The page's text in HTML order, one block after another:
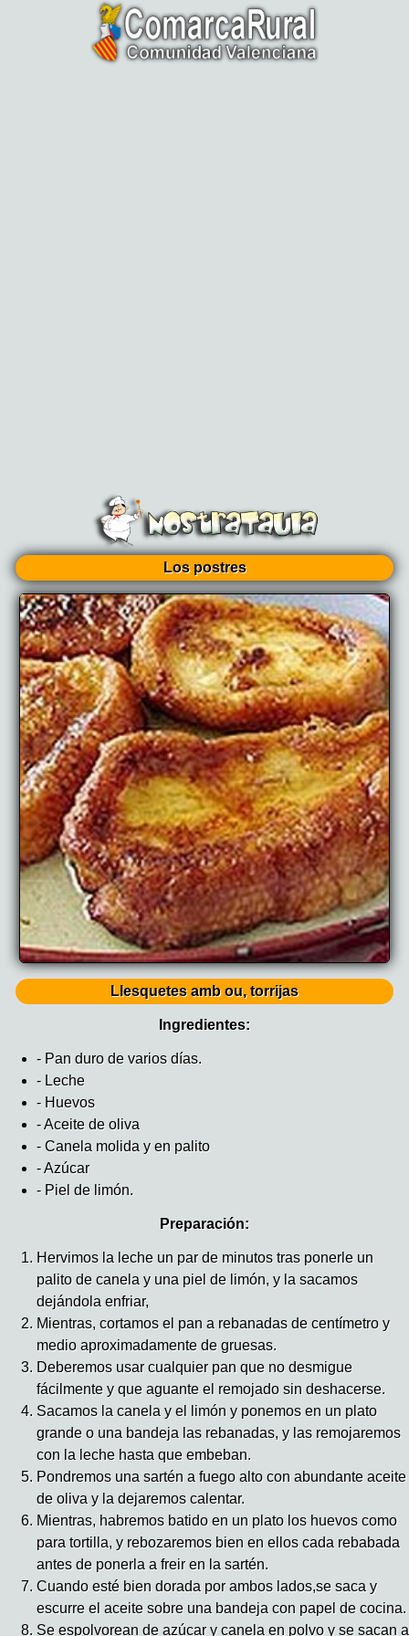
Los postres
Llesquetes amb ou, torrijas
Ingredientes:
- Pan duro de varios días.
- Leche
- Huevos
- Aceite de oliva
- Canela molida y en palito
- Azúcar
- Piel de limón.
Preparación:
Hervimos la leche un par de minutos tras ponerle un
palito de canela y una piel de limón, y la sacamos
dejándola enfriar,
Mientras, cortamos el pan a rebanadas de centímetro y
medio aproximadamente de gruesas.
Deberemos usar cualquier pan que no desmigue
fácilmente y que aguante el remojado sin deshacerse.
Sacamos la canela y el limón y ponemos en un plato
grande o una bandeja las rebanadas, y las remojaremos
con la leche hasta que embeban.
Pondremos una sartén a fuego alto con abundante aceite
de oliva y la dejaremos calentar.
Mientras, habremos batido en un plato los huevos como
para tortilla, y rebozaremos bien en ellos cada rebabada
antes de ponerla a freir en la sartén.
Cuando esté bien dorada por ambos lados,se saca y
escurre el aceite sobre una bandeja con papel de cocina.
Se espolvorean de azúcar y canela en polvo y se sacan a